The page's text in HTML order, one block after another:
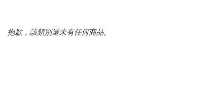
抱歉，該類別還未有任何商品。